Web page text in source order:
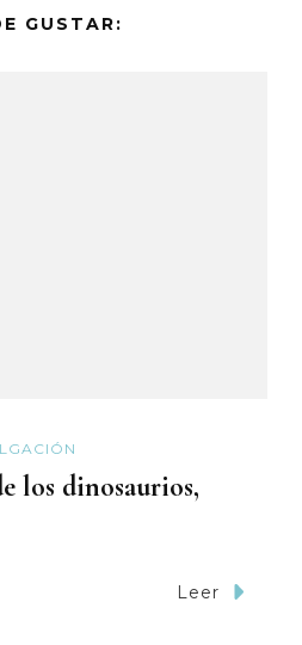
GUSTAR:
los dinosaurios,
Leer